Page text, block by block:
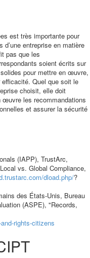
est très importante pour
entreprise en matière
pas que les
soient écrits sur
pour mettre en œuvre,
Quel que soit le
choisit, elle doit
œuvre les recommandations
et assurer la sécurité
(IAPP), TrustArc,
vs. Global Compliance,
dload.php/?
des États-Unis, Bureau
(ASPE), "Records,
rights-citizens